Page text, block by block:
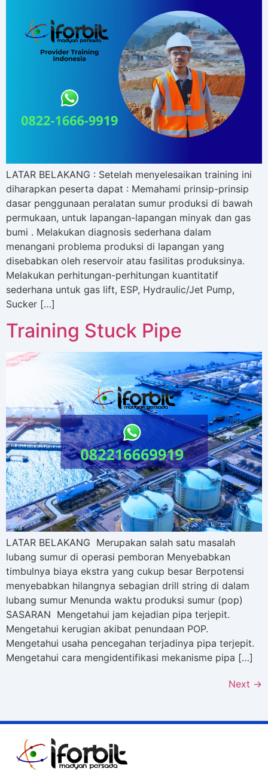
LATAR BELAKANG : Setelah menyelesaikan training ini
diharapkan peserta dapat : Memahami prinsip-prinsip
dasar penggunaan peralatan sumur produksi di bawah
permukaan, untuk lapangan-lapangan minyak dan gas
bumi . Melakukan diagnosis sederhana dalam
menangani problema produksi di lapangan yang
disebabkan oleh reservoir atau fasilitas produksinya.
Melakukan perhitungan-perhitungan kuantitatif
sederhana untuk gas lift, ESP, Hydraulic/Jet Pump,
Sucker […]
Training Stuck Pipe
LATAR BELAKANG Merupakan salah satu masalah
lubang sumur di operasi pemboran Menyebabkan
timbulnya biaya ekstra yang cukup besar Berpotensi
menyebabkan hilangnya sebagian drill string di dalam
lubang sumur Menunda waktu produksi sumur (pop)
SASARAN Mengetahui jam kejadian pipa terjepit.
Mengetahui kerugian akibat penundaan POP.
Mengetahui usaha pencegahan terjadinya pipa terjepit.
Mengetahui cara mengidentifikasi mekanisme pipa […]
Next →